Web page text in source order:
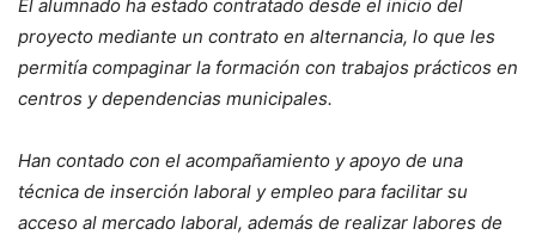
El alumnado ha estado contratado desde el inicio del
proyecto mediante un contrato en alternancia, lo que les
permitía compaginar la formación con trabajos prácticos en
centros y dependencias municipales.
Han contado con el acompañamiento y apoyo de una
técnica de inserción laboral y empleo para facilitar su
acceso al mercado laboral, además de realizar labores de